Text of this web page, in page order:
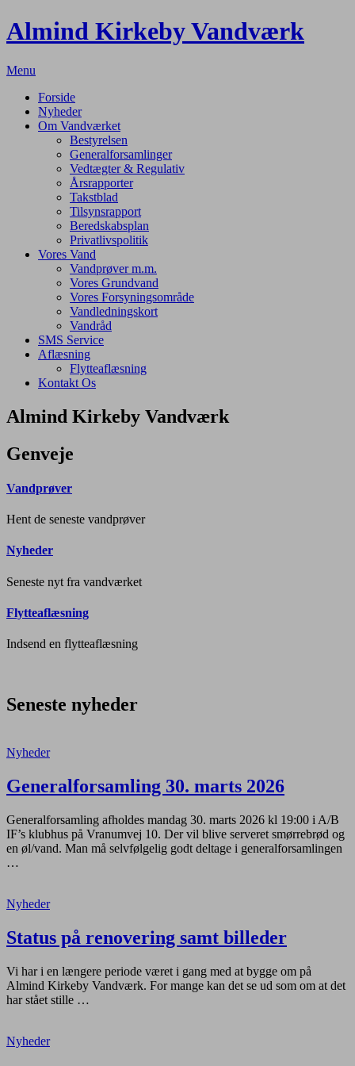
Spring
til
Almind Kirkeby Vandværk
Menu
Forside
Nyheder
Om Vandværket
Bestyrelsen
Generalforsamlinger
Vedtægter & Regulativ
Årsrapporter
Takstblad
Tilsynsrapport
Beredskabsplan
Privatlivspolitik
Vores Vand
Vandprøver m.m.
Vores Grundvand
Vores Forsyningsområde
Vandledningskort
Vandråd
SMS Service
Aflæsning
Flytteaflæsning
Kontakt Os
Almind Kirkeby Vandværk
Genveje
Vandprøver
Hent de seneste vandprøver
Nyheder
Seneste nyt fra vandværket
Flytteaflæsning
Indsend en flytteaflæsning
Seneste nyheder
Nyheder
Generalforsamling 30. marts 2026
Generalforsamling afholdes mandag 30. marts 2026 kl 19:00 i A/B
IF’s klubhus på Vranumvej 10. Der vil blive serveret smørrebrød og
en øl/vand. Man må selvfølgelig godt deltage i generalforsamlingen
…
Nyheder
Status på renovering samt billeder
Vi har i en længere periode været i gang med at bygge om på
Almind Kirkeby Vandværk. For mange kan det se ud som om at det
har stået stille …
Nyheder